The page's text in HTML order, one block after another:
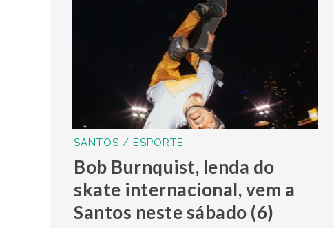
SANTOS / ESPORTE
Bob Burnquist, lenda do
skate internacional, vem a
Santos neste sábado (6)